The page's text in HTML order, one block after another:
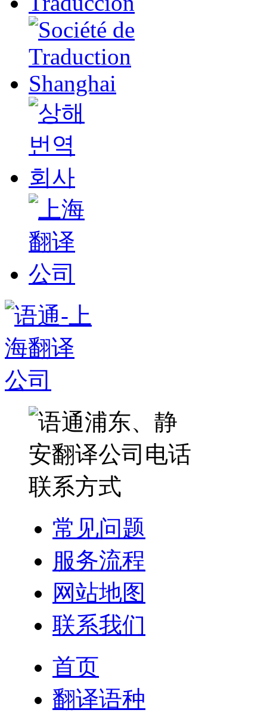
常见问题
服务流程
网站地图
联系我们
首页
翻译语种